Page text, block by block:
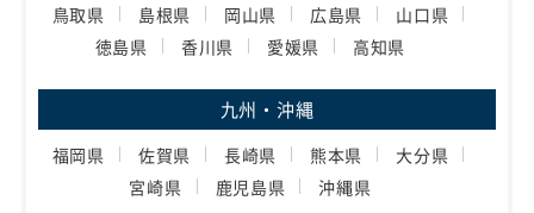
鳥取県 島根県 岡山県 広島県
山口県
徳島県
香川県 愛媛県 高知県
九州・沖縄
福岡県 佐賀県 長崎県 熊本県
大分県
宮崎県
鹿児島県 沖縄県